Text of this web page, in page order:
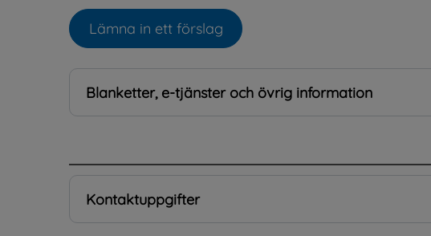
Lämna in ett förslagÖppnas i nytt fönster.
Blanketter, e-tjänster och övrig information
Kontaktuppgifter